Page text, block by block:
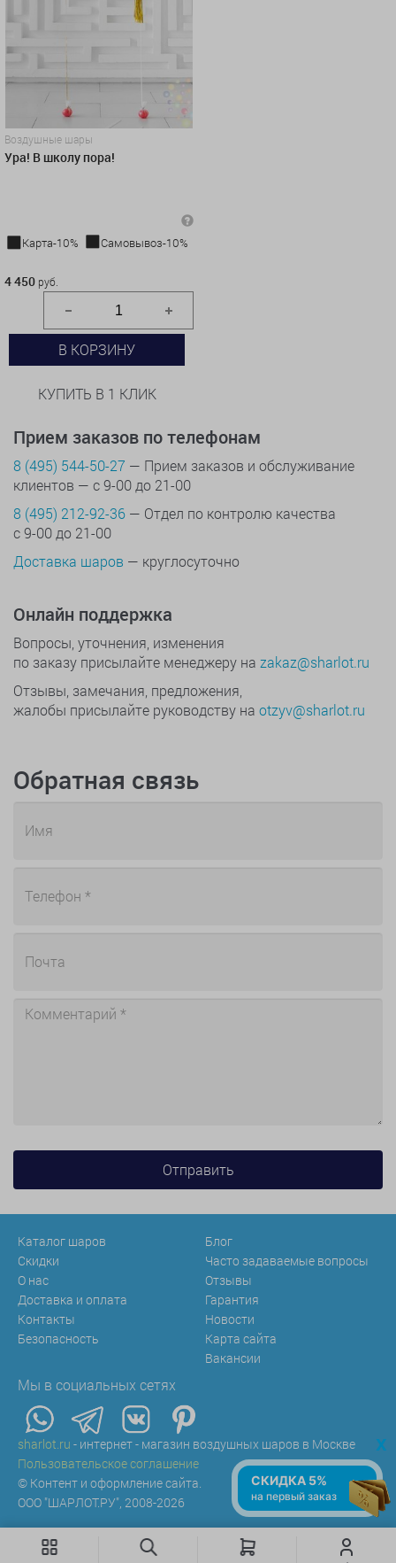
Воздушные шары
Ура! В школу пора!
Карта-10%
Самовывоз-10%
4 450 руб.
В КОРЗИНУ
КУПИТЬ В 1 КЛИК
Прием заказов по телефонам
8 (495) 544-50-27 — Прием заказов и обслуживание
клиентов — с 9-00 до 21-00
8 (495) 212-92-36 — Отдел по контролю качества
с 9-00 до 21-00
Доставка шаров — круглосуточно
Онлайн поддержка
Вопросы, уточнения, изменения
по заказу присылайте менеджеру на zakaz@sharlot.ru
Отзывы, замечания, предложения,
жалобы присылайте руководству на otzyv@sharlot.ru
Обратная связь
Каталог шаров
Скидки
О нас
Доставка и оплата
Контакты
Безопасность
Блог
Часто задаваемые вопросы
Отзывы
Гарантия
Новости
Карта сайта
Вакансии
Мы в социальных сетях
sharlot.ru - интернет - магазин воздушных шаров в Москве
Пользовательское соглашение
© Контент и оформление сайта.
ООО "ШАРЛОТ.РУ", 2008-2026
x
СКИДКА 5%
на первый заказ